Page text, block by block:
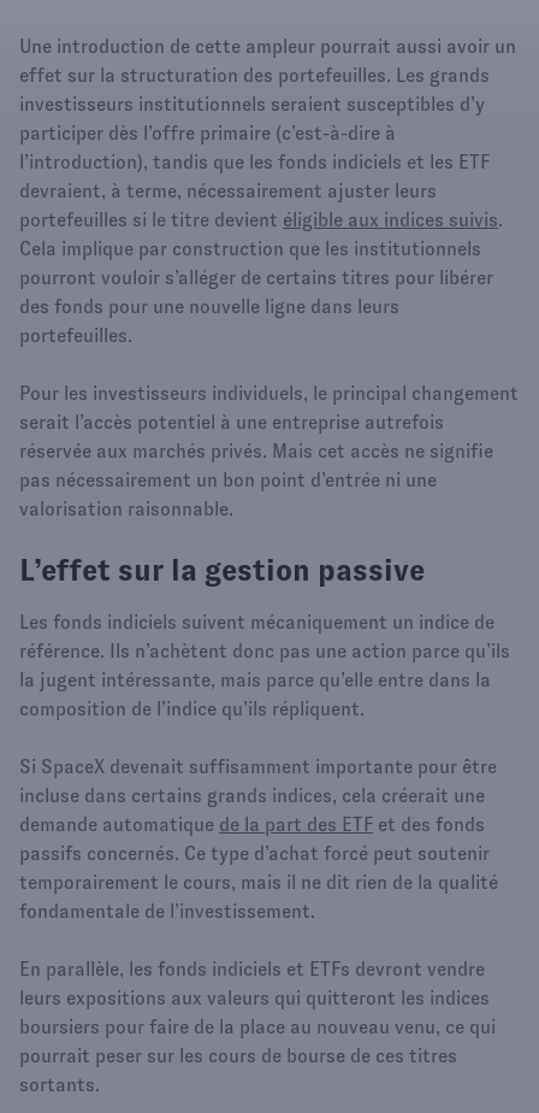
Une introduction de cette ampleur pourrait aussi avoir un
effet sur la structuration des portefeuilles. Les grands
investisseurs institutionnels seraient susceptibles d’y
participer dès l’offre primaire (c’est-à-dire à
l’introduction), tandis que les fonds indiciels et les ETF
devraient, à terme, nécessairement ajuster leurs
portefeuilles si le titre devient éligible aux indices suivis.
Cela implique par construction que les institutionnels
pourront vouloir s’alléger de certains titres pour libérer
des fonds pour une nouvelle ligne dans leurs
portefeuilles.
Pour les investisseurs individuels, le principal changement
serait l’accès potentiel à une entreprise autrefois
réservée aux marchés privés. Mais cet accès ne signifie
pas nécessairement un bon point d’entrée ni une
valorisation raisonnable.
L’effet sur la gestion passive
Les fonds indiciels suivent mécaniquement un indice de
référence. Ils n’achètent donc pas une action parce qu’ils
la jugent intéressante, mais parce qu’elle entre dans la
composition de l’indice qu’ils répliquent.
Si SpaceX devenait suffisamment importante pour être
incluse dans certains grands indices, cela créerait une
demande automatique de la part des ETF et des fonds
passifs concernés. Ce type d’achat forcé peut soutenir
temporairement le cours, mais il ne dit rien de la qualité
fondamentale de l’investissement.
En parallèle, les fonds indiciels et ETFs devront vendre
leurs expositions aux valeurs qui quitteront les indices
boursiers pour faire de la place au nouveau venu, ce qui
pourrait peser sur les cours de bourse de ces titres
sortants.